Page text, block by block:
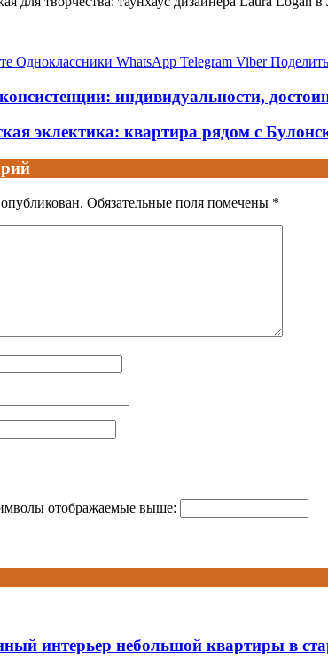
Одноклассники WhatsApp Telegram Viber
индивидуальности,
эклектика: квартира рядом с
Обязательные поля помечены *
отображаемые выше:
интерьер небольшой квартиры в